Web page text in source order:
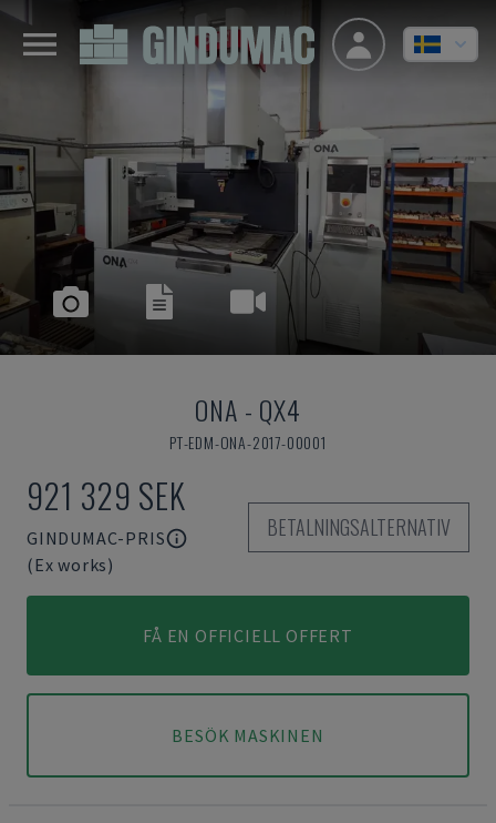
ONA - QX4
PT-EDM-ONA-2017-00001
921 329 SEK
GINDUMAC-PRIS
(Ex works)
BETALNINGSALTERNATIV
FÅ EN OFFICIELL OFFERT
BESÖK MASKINEN